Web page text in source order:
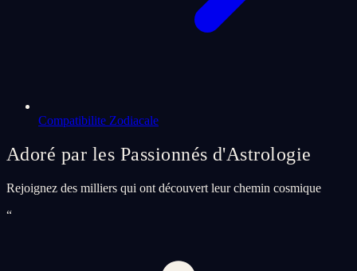
Compatibilite Zodiacale
Adoré par les Passionnés d'Astrologie
Rejoignez des milliers qui ont découvert leur chemin cosmique
“